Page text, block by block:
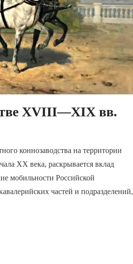
XVIII—XIX вв.
коннозаводства на территории
XX века, раскрывается вклад
мобильности Российской
частей и подразделений,